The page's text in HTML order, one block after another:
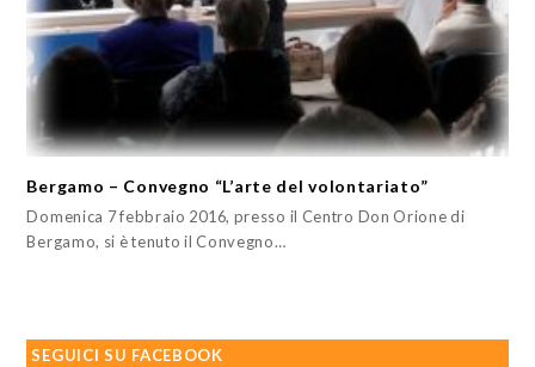
Bergamo – Convegno “L’arte del volontariato”
Domenica 7 febbraio 2016, presso il Centro Don Orione di
Bergamo, si è tenuto il Convegno…
SEGUICI SU FACEBOOK